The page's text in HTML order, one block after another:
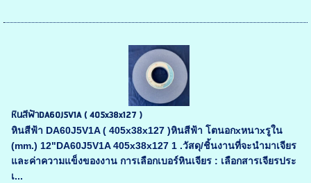
หินสีฟ้าDA60J5V1A ( 405x38x127 )
หินสีฟ้า DA60J5V1A ( 405x38x127 )หินสีฟ้า โตนอกxหนาxรูใน
(mm.) 12"DA60J5V1A 405x38x127 1 .วัสดุ/ชิ้นงานที่จะนำมาเจียร
และค่าความแข็งของงาน การเลือกเบอร์หินเจียร : เลือกสารเจียรประ
เ...